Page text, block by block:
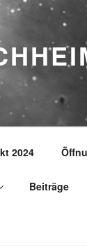
2024
Beiträge